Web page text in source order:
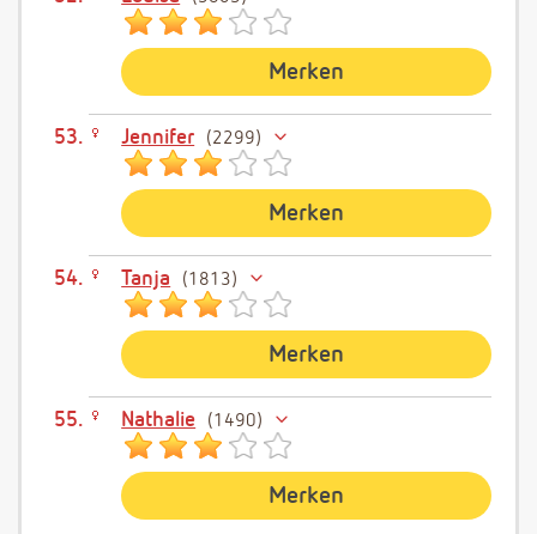
Merken
Jennifer 2299
Merken
Tanja 1813
Merken
Nathalie 1490
Merken